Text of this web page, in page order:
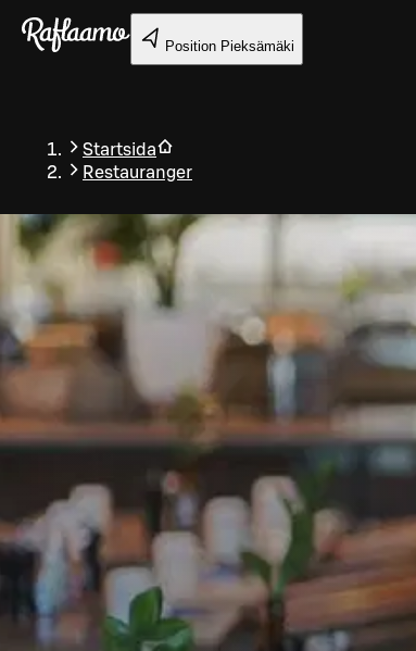
Gå till huvudinnehållet
Position Pieksämäki
Startsida
Restauranger